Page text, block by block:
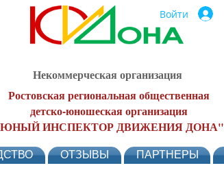
Войти
Некоммерческая организация
Ростовская региональная общественная
детско-юношеская организация
ИНСПЕКТОР ДВИЖЕНИЯ ДОНА"
ОТЗЫВЫ ПАРТНЕРЫ